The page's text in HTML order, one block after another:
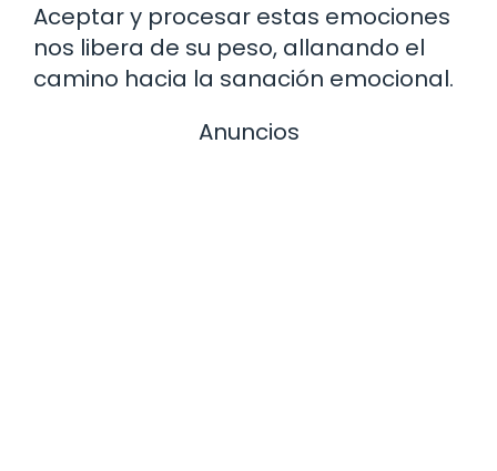
Aceptar y procesar estas emociones
nos libera de su peso, allanando el
camino hacia la sanación emocional.
Anuncios